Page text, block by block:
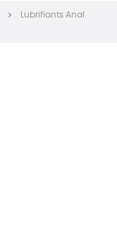
Lubrifiants Anal